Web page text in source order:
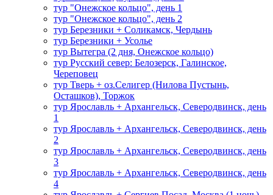
тур "Онежское кольцо", день 1
тур "Онежское кольцо", день 2
тур Березники + Соликамск, Чердынь
тур Березники + Усолье
тур Вытегра (2 дня, Онежское кольцо)
тур Русский север: Белозерск, Галинское,
Череповец
тур Тверь + оз.Селигер (Нилова Пустынь,
Осташков), Торжок
тур Ярославль + Архангельск, Северодвинск, день
1
тур Ярославль + Архангельск, Северодвинск, день
2
тур Ярославль + Архангельск, Северодвинск, день
3
тур Ярославль + Архангельск, Северодвинск, день
4